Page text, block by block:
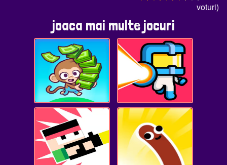
voturi)
joaca mai multe jocuri